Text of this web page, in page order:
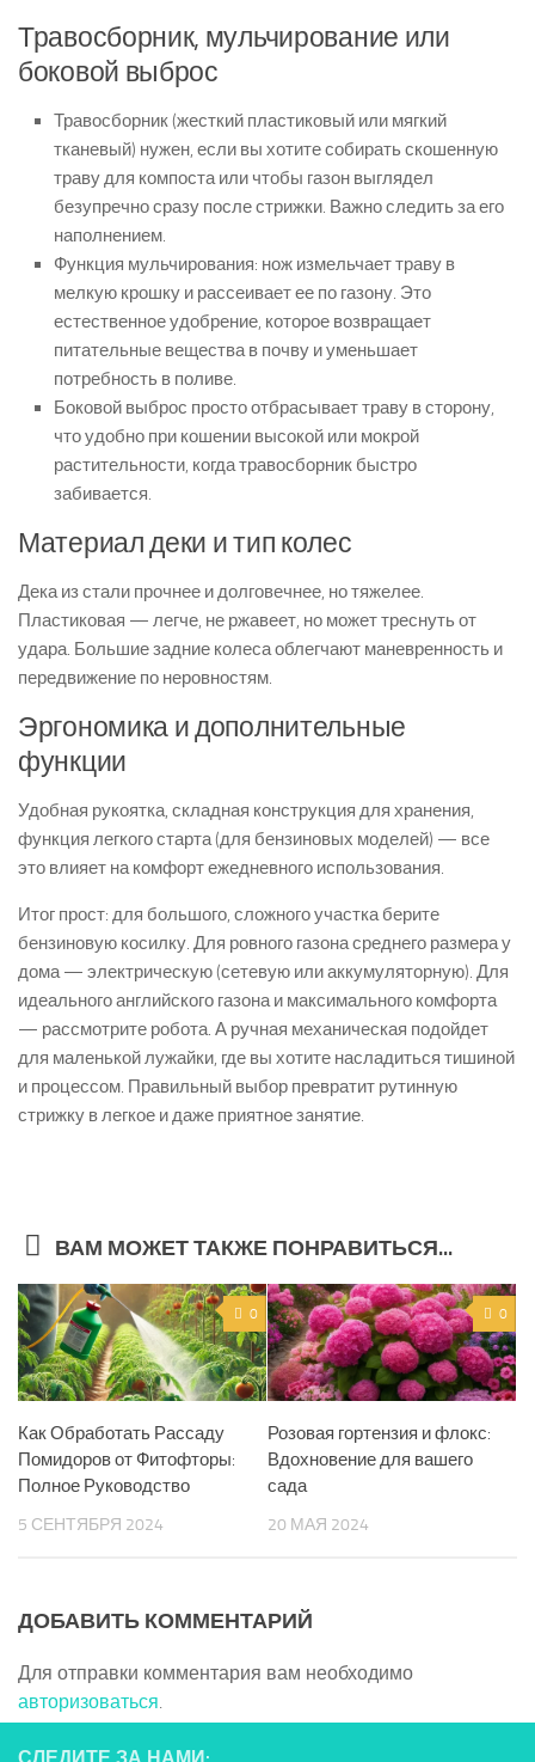
Травосборник, мульчирование или
боковой выброс
Травосборник (жесткий пластиковый или мягкий
тканевый) нужен, если вы хотите собирать скошенную
траву для компоста или чтобы газон выглядел
безупречно сразу после стрижки. Важно следить за его
наполнением.
Функция мульчирования: нож измельчает траву в
мелкую крошку и рассеивает ее по газону. Это
естественное удобрение, которое возвращает
питательные вещества в почву и уменьшает
потребность в поливе.
Боковой выброс просто отбрасывает траву в сторону,
что удобно при кошении высокой или мокрой
растительности, когда травосборник быстро
забивается.
Материал деки и тип колес
Дека из стали прочнее и долговечнее, но тяжелее.
Пластиковая — легче, не ржавеет, но может треснуть от
удара. Большие задние колеса облегчают маневренность и
передвижение по неровностям.
Эргономика и дополнительные
функции
Удобная рукоятка, складная конструкция для хранения,
функция легкого старта (для бензиновых моделей) — все
это влияет на комфорт ежедневного использования.
Итог прост: для большого, сложного участка берите
бензиновую косилку. Для ровного газона среднего размера у
дома — электрическую (сетевую или аккумуляторную). Для
идеального английского газона и максимального комфорта
— рассмотрите робота. А ручная механическая подойдет
для маленькой лужайки, где вы хотите насладиться тишиной
и процессом. Правильный выбор превратит рутинную
стрижку в легкое и даже приятное занятие.
ВАМ МОЖЕТ ТАКЖЕ ПОНРАВИТЬСЯ...
0
Как Обработать Рассаду
Помидоров от Фитофторы:
Полное Руководство
5 СЕНТЯБРЯ 2024
0
Розовая гортензия и флокс:
Вдохновение для вашего
сада
20 МАЯ 2024
ДОБАВИТЬ КОММЕНТАРИЙ
Для отправки комментария вам необходимо
авторизоваться.